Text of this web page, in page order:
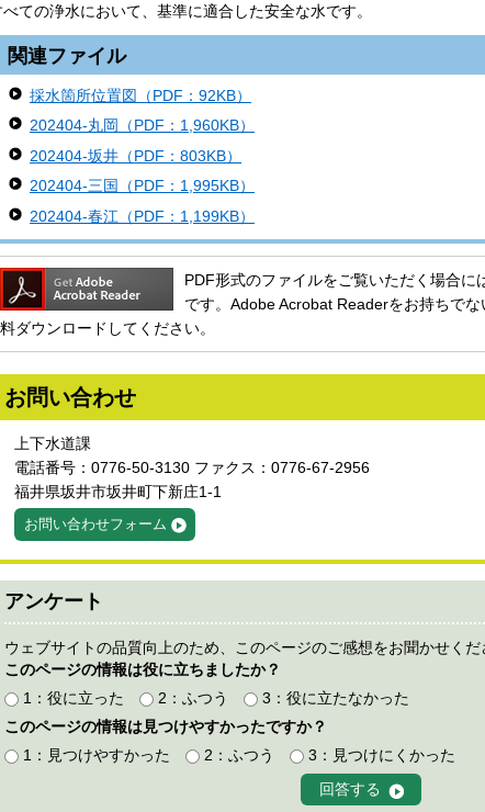
べての浄水において、基準に適合した安全な水です。
関連ファイル
採水箇所位置図（PDF：92KB）
202404-丸岡（PDF：1,960KB）
202404-坂井（PDF：803KB）
202404-三国（PDF：1,995KB）
202404-春江（PDF：1,199KB）
PDF形式のファイルをご覧いただく場合
です。Adobe Acrobat Readerをお持ちで
料ダウンロードしてください。
お問い合わせ
上下水道課
電話番号：0776-50-3130 ファクス：0776-67-2956
福井県坂井市坂井町下新庄1-1
お問い合わせフォーム
アンケート
ウェブサイトの品質向上のため、このページのご感想をお聞かせくだ
このページの情報は役に立ちましたか？
1：役に立った
2：ふつう
3：役に立たなかった
このページの情報は見つけやすかったですか？
1：見つけやすかった
2：ふつう 3：見つけにくかった